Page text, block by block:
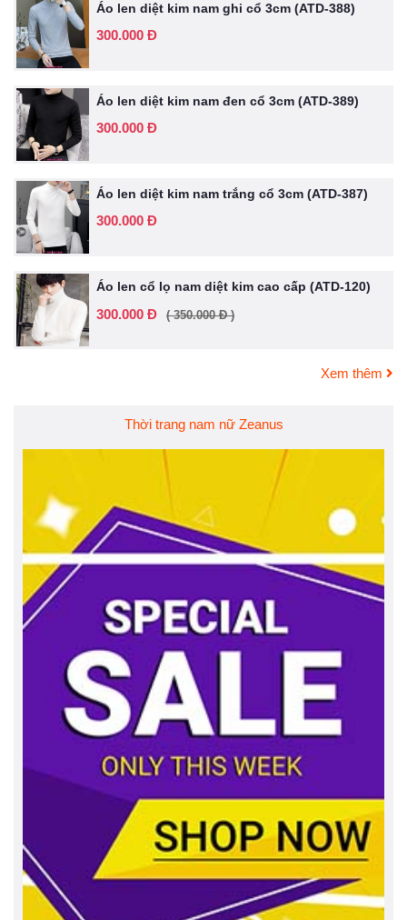
Áo len diệt kim nam ghi cổ 3cm (ATD-388)
300.000 Đ
Áo len diệt kim nam đen cổ 3cm (ATD-389)
300.000 Đ
Áo len diệt kim nam trắng cổ 3cm (ATD-387)
300.000 Đ
Áo len cổ lọ nam diệt kim cao cấp (ATD-120)
300.000 Đ ( 350.000 Đ )
Xem thêm
Thời trang nam nữ Zeanus